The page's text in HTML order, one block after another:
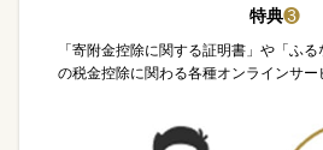
特典❸
「寄附金控除に関する証明書」や「ふる
の税金控除に関わる各種オンラインサー